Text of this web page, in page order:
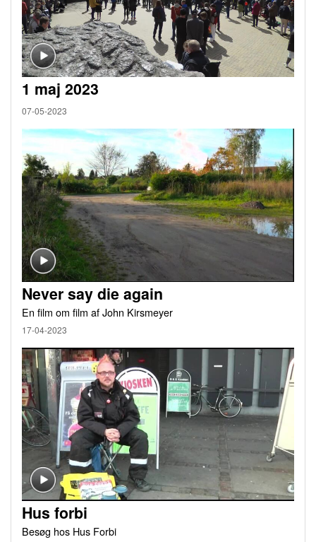
1 maj 2023
07-05-2023
Never say die again
En film om film af John Kirsmeyer
17-04-2023
Hus forbi
Besøg hos Hus Forbi